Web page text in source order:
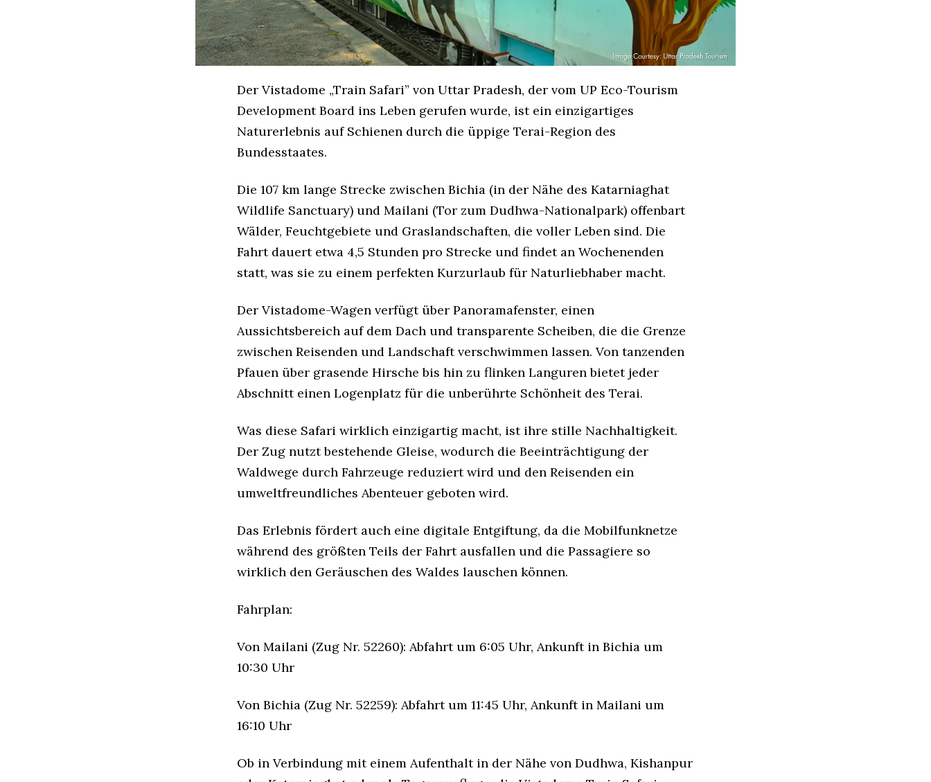
Der Vistadome „Train Safari” von Uttar Pradesh, der vom UP Eco-Tourism
Development Board ins Leben gerufen wurde, ist ein einzigartiges
Naturerlebnis auf Schienen durch die üppige Terai-Region des
Bundesstaates.
Die 107 km lange Strecke zwischen Bichia (in der Nähe des Katarniaghat
Wildlife Sanctuary) und Mailani (Tor zum Dudhwa-Nationalpark) offenbart
Wälder, Feuchtgebiete und Graslandschaften, die voller Leben sind. Die
Fahrt dauert etwa 4,5 Stunden pro Strecke und findet an Wochenenden
statt, was sie zu einem perfekten Kurzurlaub für Naturliebhaber macht.
Der Vistadome-Wagen verfügt über Panoramafenster, einen
Aussichtsbereich auf dem Dach und transparente Scheiben, die die Grenze
zwischen Reisenden und Landschaft verschwimmen lassen. Von tanzenden
Pfauen über grasende Hirsche bis hin zu flinken Languren bietet jeder
Abschnitt einen Logenplatz für die unberührte Schönheit des Terai.
Was diese Safari wirklich einzigartig macht, ist ihre stille Nachhaltigkeit.
Der Zug nutzt bestehende Gleise, wodurch die Beeinträchtigung der
Waldwege durch Fahrzeuge reduziert wird und den Reisenden ein
umweltfreundliches Abenteuer geboten wird.
Das Erlebnis fördert auch eine digitale Entgiftung, da die Mobilfunknetze
während des größten Teils der Fahrt ausfallen und die Passagiere so
wirklich den Geräuschen des Waldes lauschen können.
Fahrplan:
Von Mailani (Zug Nr. 52260): Abfahrt um 6:05 Uhr, Ankunft in Bichia um
10:30 Uhr
Von Bichia (Zug Nr. 52259): Abfahrt um 11:45 Uhr, Ankunft in Mailani um
16:10 Uhr
Ob in Verbindung mit einem Aufenthalt in der Nähe von Dudhwa, Kishanpur